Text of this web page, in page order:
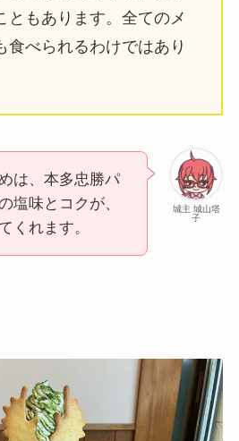
ともあります。全てのメ
食べられるわけではあり
城主 城山塔
子
は、本多忠勝パ
塩味とコクが、
くれます。